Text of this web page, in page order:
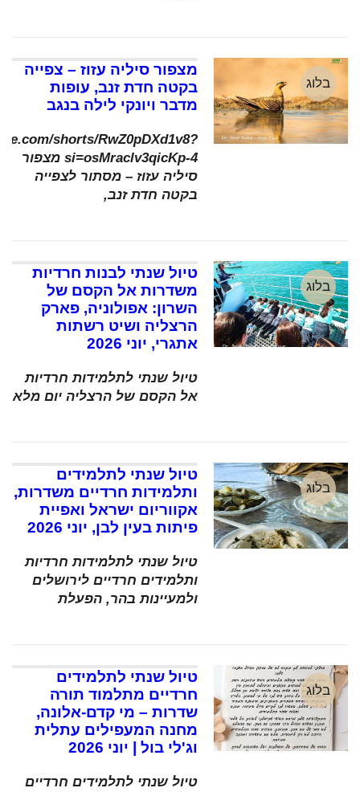
בלוג
מצפור סיליה עזוז – צפייה
בקטה חדת זנב, עופות
מדבר ויונקי לילה בנגב
shorts/RwZ0pDXd1v8?
si=osMraclv3qicKp-4 מצפור
סיליה עזוז – מסתור לצפייה
בקטה חדת זנב,
בלוג
טיול שנתי לבנות חרדיות
משדרות אל הקסם של
השרון: אפולוניה, פארק
הרצליה ושיט רשתות
אתגרי, יוני 2026
טיול שנתי לתלמידות חרדיות
אל הקסם של הרצליה יום מלא
בלוג
טיול שנתי לתלמידים
ותלמידות חרדיים משדרות,
אקווריום ישראל ואפיית
פיתות בעין לבן, יוני 2026
טיול שנתי לתלמידות חרדיות
ותלמידים חרדיים לירושלים
ולמעיינות בהר, הפעלת
בלוג
טיול שנתי לתלמידים
חרדיים מתלמוד תורה
שדרות – מי קדם-אלונה,
מחנה המעפילים עתלית
וג'לי בול | יוני 2026
טיול שנתי לתלמידים חרדיים